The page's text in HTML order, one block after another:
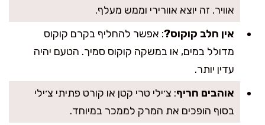
אוויר. זה יוצא אוורירי וממש מעלף.
אין חלב קוקוס?: אפשר להחליף בקרם קוקוס
מדולל במים, או במשקה קוקוס סמיך. הטעם יהיה
עדין יותר.
אוהבים חריף: צ׳ילי טרי קטן או קורט פתיתי צ׳ילי
בסוף הופכים את המרק לממכר במיוחד.